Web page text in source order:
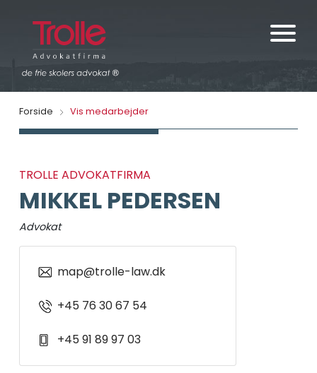
Forside Vis medarbejder
TROLLE ADVOKATFIRMA
MIKKEL PEDERSEN
Advokat
map@trolle-law.dk
+45 76 30 67 54
+45 91 89 97 03